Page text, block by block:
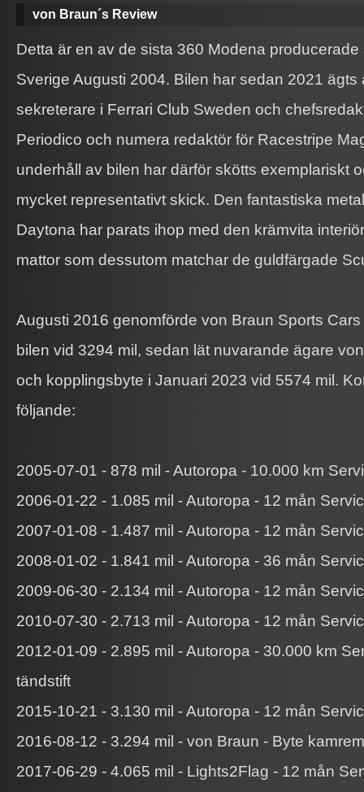
von Braun´s Review
Detta är en av de sista 360 Modena producerade
Sverige Augusti 2004. Bilen har sedan 2021 ägts
sekreterare i Ferrari Club Sweden och
Periodico och numera redaktör för Racestripe
underhåll av bilen har därför skötts exemplariskt
mycket representativt skick. Den fantastiska
Daytona har parats ihop med den krämvita
mattor som dessutom matchar de guldfärgade
Augusti 2016 genomförde von Braun Sports
bilen vid 3294 mil, sedan lät nuvarande ägare
och kopplingsbyte i Januari 2023 vid 5574 mil.
följande:
2005-07-01 - 878 mil - Autoropa - 10.000 km
2006-01-22 - 1.085 mil - Autoropa - 12 mån
2007-01-08 - 1.487 mil - Autoropa - 12 mån
2008-01-02 - 1.841 mil - Autoropa - 36 mån
2009-06-30 - 2.134 mil - Autoropa - 12 mån
2010-07-30 - 2.713 mil - Autoropa - 12 mån
2012-01-09 - 2.895 mil - Autoropa - 30.000 km
tändstift
2015-10-21 - 3.130 mil - Autoropa - 12 mån
2016-08-12 - 3.294 mil - von Braun - Byte
2017-06-29 - 4.065 mil - Lights2Flag - 12 mån